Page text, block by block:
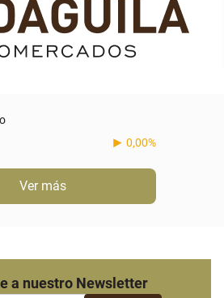
0,00%
Ver más
a nuestro Newsletter